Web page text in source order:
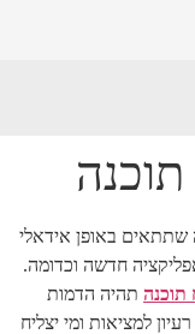
באופן אידאלי
חדשה וכדומה.
תוכנה תהיה הדמות
למציאות ומי יצליח